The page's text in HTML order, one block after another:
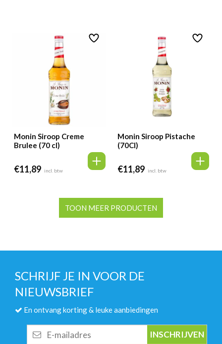
Monin Siroop Creme
Brulee (70 cl)
€11,89 incl. btw
Monin Siroop Pistache
(70Cl)
€11,89 incl. btw
TOON MEER PRODUCTEN
SCHRIJF JE IN VOOR DE
NIEUWSBRIEF
En ontvang korting & leuke aanbiedingen
mailadres